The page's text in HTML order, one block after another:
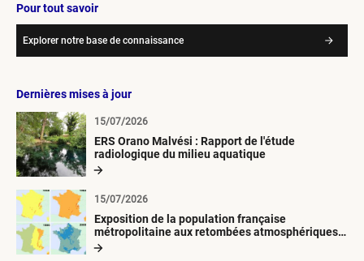
Pour tout savoir
Explorer notre base de connaissance
Dernières mises à jour
ERS Orano Malvési : Rapport de l'étude
radiologique du milieu aquatique
15/07/2026
Exposition de la population française
métropolitaine aux retombées atmosphériques
radioactives depuis 1945
15/07/2026